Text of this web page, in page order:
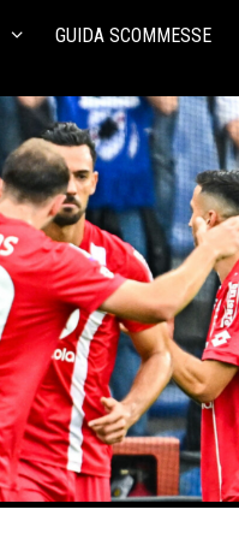
GUIDA SCOMMESSE